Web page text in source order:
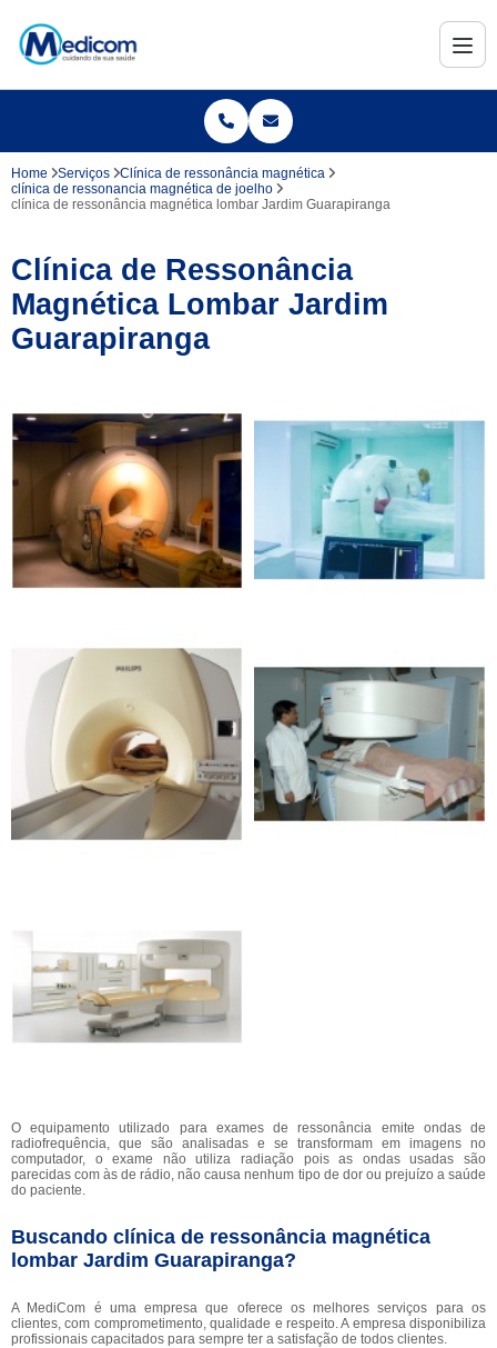
Home Serviços
Clínica de ressonância magnética
clínica de ressonancia magnética de joelho
clínica de ressonância magnética lombar Jardim Guarapiranga
Clínica de Ressonância
Magnética Lombar Jardim
Guarapiranga
O equipamento utilizado para exames de ressonância emite ondas de
radiofrequência, que são analisadas e se transformam em imagens no
computador, o exame não utiliza radiação pois as ondas usadas são
parecidas com às de rádio, não causa nenhum tipo de dor ou prejuízo a saúde
do paciente.
Buscando clínica de ressonância magnética
lombar Jardim Guarapiranga?
A MediCom é uma empresa que oferece os melhores serviços para os
clientes, com comprometimento, qualidade e respeito. A empresa disponibiliza
profissionais capacitados para sempre ter a satisfação de todos clientes.